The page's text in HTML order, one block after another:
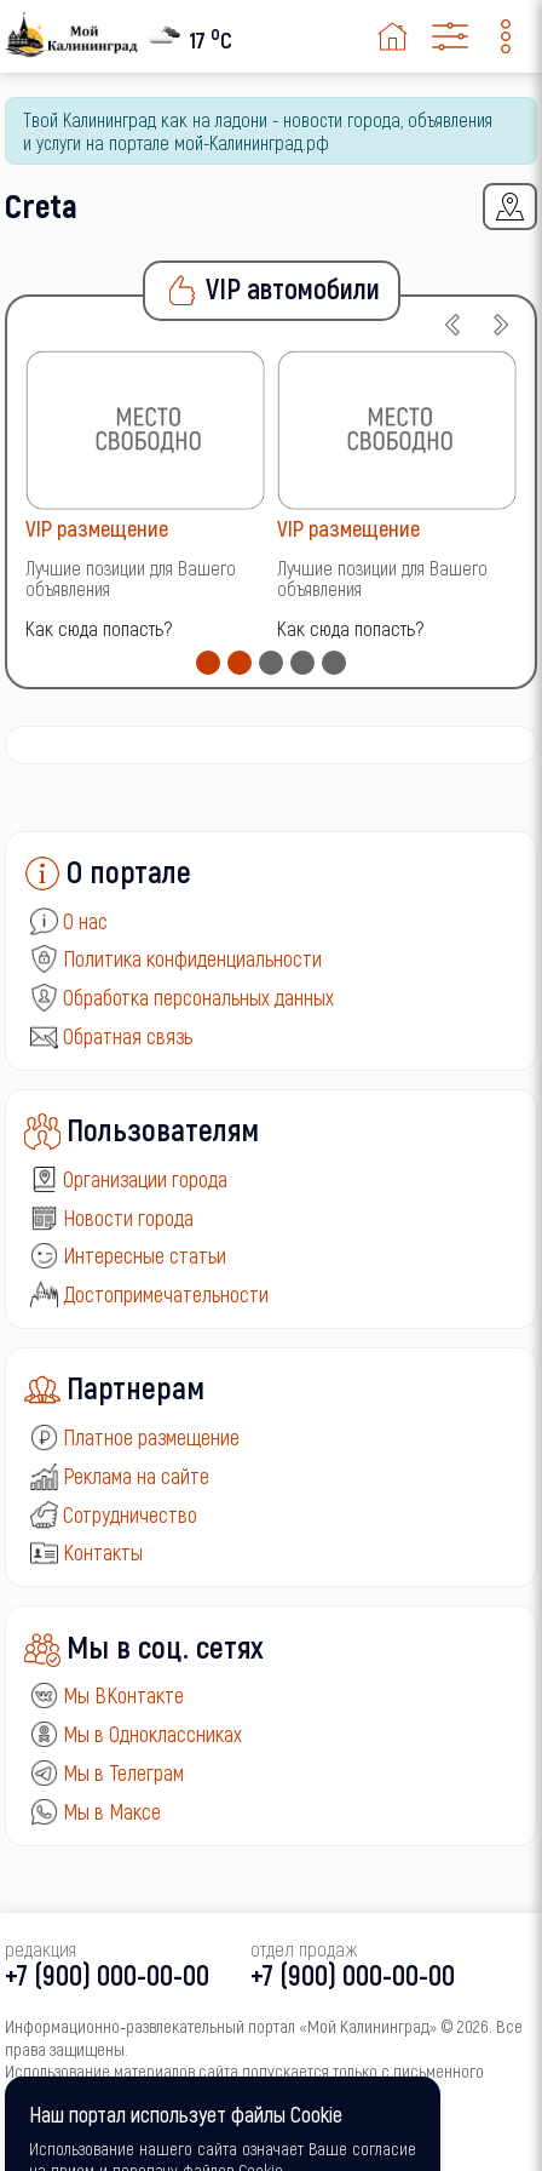
Peugeot
Renault
Skoda
Subaru
Suzuki
Volkswagen
ВАЗ (LADA)
ГАЗ
УАЗ
17 oC
Твой Калининград как на ладони - новости города, объявления
и услуги на портале мой-Калининград.рф
Creta
VIP автомобили
VIP размещение
Лучшие позиции для Вашего
объявления
Как сюда попасть?
VIP размещение
Лучшие позиции для Вашего
объявления
Как сюда попасть?
О портале
О нас
Политика конфиденциальности
Обработка персональных данных
Обратная связь
Пользователям
Организации города
Новости города
Интересные статьи
Достопримечательности
Партнерам
Платное размещение
Реклама на сайте
Сотрудничество
Контакты
Мы в соц. сетях
Мы ВКонтакте
Мы в Одноклассниках
Мы в Телеграм
Мы в Максе
редакция
+7 (900) 000-00-00
отдел продаж
+7 (900) 000-00-00
Информационно‑развлекательный портал «Мой Калининград» © 2026. Все
права защищены.
Использование материалов сайта допускается только с письменного
согласия администрации портала.
16+
Наш портал использует файлы Cookie
Использование нашего сайта означает Ваше согласие